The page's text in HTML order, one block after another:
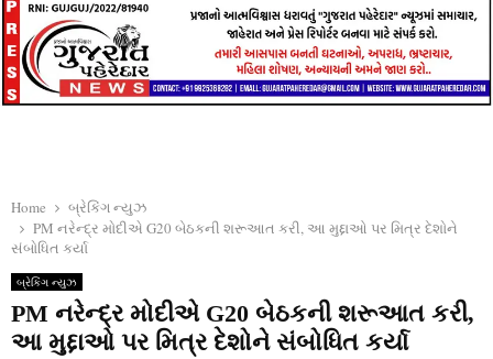
Home
બ્રેકિંગ ન્યુઝ
PM નરેન્દ્ર મોદીએ G20 બેઠકની શરૂઆત કરી, આ મુદ્દાઓ પર મિત્ર દેશોને
સંબોધિત કર્યા
બ્રેકિંગ ન્યુઝ
PM નરેન્દ્ર મોદીએ G20 બેઠકની શરૂઆત કરી,
આ મુદ્દાઓ પર મિત્ર દેશોને સંબોધિત કર્યા